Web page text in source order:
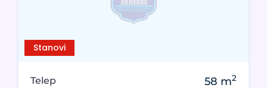
Stanovi
Telep 58 m2